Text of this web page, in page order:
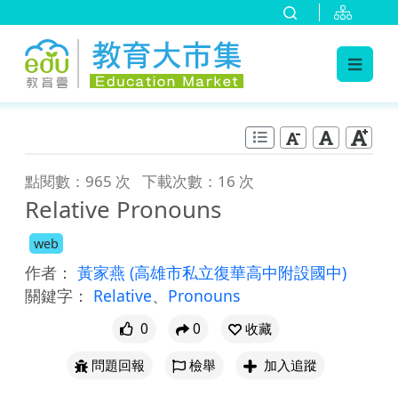
點閱數：965 次 下載次數：16 次
Relative Pronouns
web
作者： 黃家燕 (高雄市私立復華高中附設國中)
關鍵字： Relative、 Pronouns
0 0
收藏
問題回報
檢舉 加入追蹤